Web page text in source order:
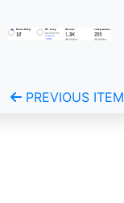
PREVIOUS ITEM